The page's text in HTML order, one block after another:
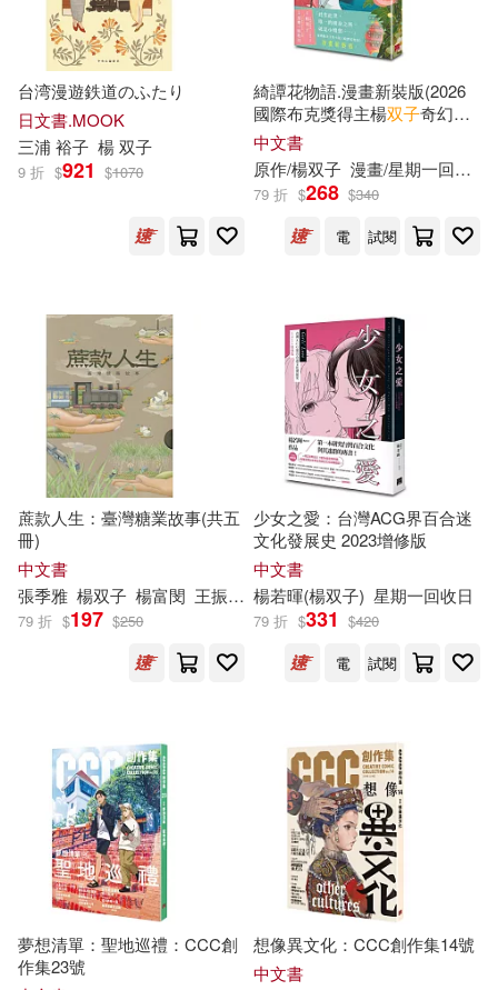
凱子包(1)
卡里．紀伯倫(1) 吳波(1)
吳致良(1) 周鈺珊(1)
威廉．莎士比亞(1) 宣政佑(1)
張程(1)
朱家安(1)
林莉庭(1) 林采風(1)
林韋聿(1) 柯宥希（顆粒）(1)
楊 双子(1) 楊子葆(1)
楊峰(1)
殺姊(1) 法蘭茲．卡夫卡(1)
海明威(1) 王佩廸(1)
台湾漫遊鉄道のふたり
日文書.MOOK
三浦 裕子 楊双子
9 折 $921 $1070
綺譚花物語.漫畫新裝版(2026
國際布克獎得主楊双子奇幻代
表作，日本國際漫畫賞得主星
期一回收日執筆改編)
中文書
原作/楊双子 漫畫/星期一回收日
79 折 $268 $340
電
試閱
蔗款人生：臺灣糖業故事(共五
冊)
中文書
張季雅 楊双子 楊富閔 王振愷 蕭秀琴
79 折 $197 $250
少女之愛：台灣ACG界百合迷
文化發展史 2023增修版
中文書
楊若暉(楊双子) 星期一回收日
79 折 $331 $420
電
試閱
夢想清單：聖地巡禮：CCC創
作集23號
想像異文化：CCC創作集14號
中文書